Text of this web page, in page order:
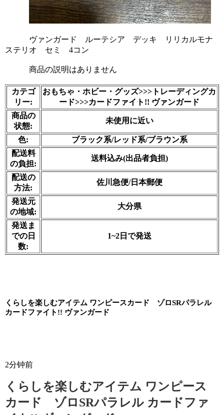
ステリオ　セミ　4コン
カテゴ
リー:
おもちゃ・ホビー・グッズ>>>トレーディングカ
ード>>>カードファイト!! ヴァンガード
商品の
状態:
未使用に近い
色:
ブラック系/レッド系/ブラウン系
配送料
の負担:
送料込み(出品者負担)
配送の
方法:
佐川急便/日本郵便
発送元
の地域:
大分県
発送ま
での日
数:
1~2日で発送
くらしを楽しむアイテム ワンピースカード　ゾロSRパラレル
カードファイト!! ヴァンガード
2分钟前
くらしを楽しむアイテム ワンピース
カード ゾロSRパラレル カードファ